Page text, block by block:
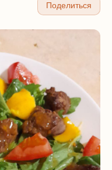
Поделиться